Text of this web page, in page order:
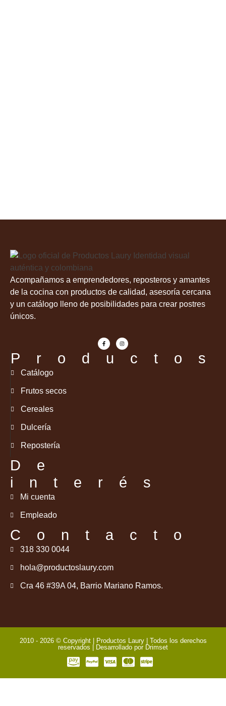
Acompañamos a emprendedores, reposteros y amantes
de la cocina con productos de calidad, asesoría cercana
y un catálogo lleno de posibilidades para crear postres
únicos.
Productos
Catálogo
Frutos secos
Cereales
Dulcería
Repostería
De
interés
Mi cuenta
Empleado
Contacto
318 330 0044
hola@productoslaury.com
Cra 46 #39A 04, Barrio Mariano Ramos.
2010 - 2026 © Copyright | Productos Laury | Todos los derechos
reservados | Desarrollado por Drimset